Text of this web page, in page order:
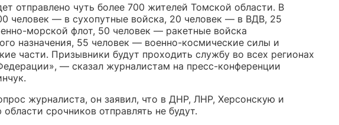
отправлено чуть более 700 жителей Томской области. В
человек — в сухопутные войска, 20 человек — в ВДВ, 25
морской флот, 50 человек — ракетные войска
назначения, 55 человек — военно-космические силы и
части. Призывники будут проходить службу во всех регионах
— сказал журналистам на пресс-конференции
журналиста, он заявил, что в ДНР, ЛНР, Херсонскую и
срочников отправлять не будут.